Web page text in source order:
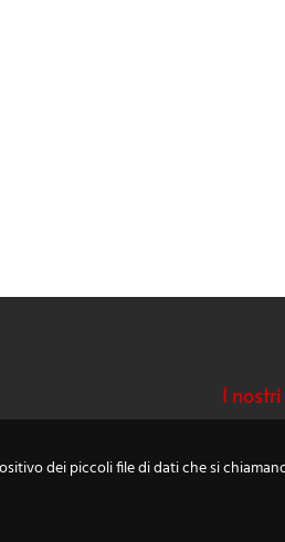
I
dei piccoli file di dati che si